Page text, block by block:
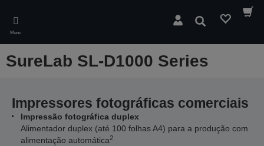
main
content
Menu
Pesquisar
SureLab SL-D1000 Series
Impressores fotográficas comerciais
Impressão fotográfica duplex
Alimentador duplex (até 100 folhas A4) para a produção com
alimentação automática2